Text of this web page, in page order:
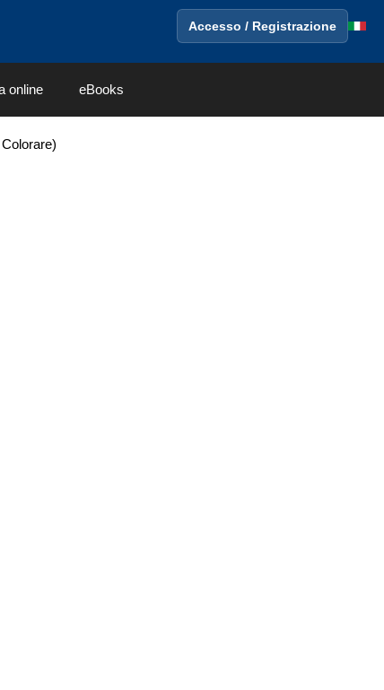
Accesso / Registrazione
online eBooks